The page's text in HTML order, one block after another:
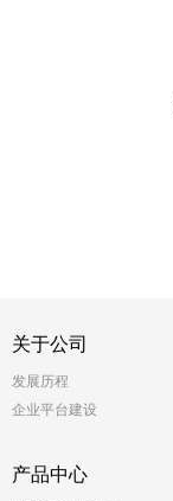
关于公司
发展历程
企业平台建设
产品中心